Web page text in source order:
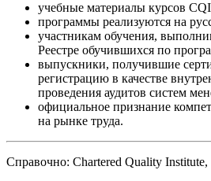
учебные материалы курсов
программы реализуются на
участникам обучения,
Реестре обучившихся по
выпускники, получившие
регистрацию в качестве
проведения аудитов систем
официальное признание
на рынке труда.
Справочно: Chartered Quality